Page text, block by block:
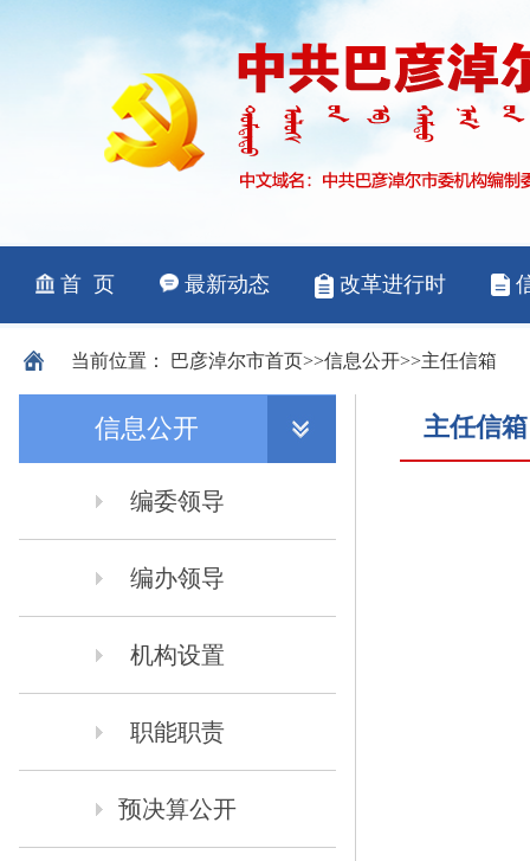
当前位置： 巴彦淖尔市首页>>信息公开>>主任信箱
信息公开
编委领导
编办领导
机构设置
职能职责
预决算公开
主任信箱